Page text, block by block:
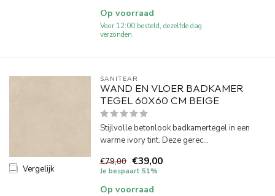
Op voorraad
Voor 12:00 besteld, dezelfde dag
verzonden.
Vergelijk
SANITEAR
WAND EN VLOER BADKAMER
TEGEL 60X60 CM BEIGE
Stijlvolle betonlook badkamertegel in een
warme ivory tint. Deze gerec...
€79,00 €39,00
Je bespaart 51%
Op voorraad